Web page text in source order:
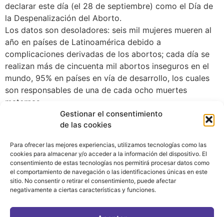
Gestionar el consentimiento
de las cookies
Para ofrecer las mejores experiencias, utilizamos tecnologías como las
cookies para almacenar y/o acceder a la información del dispositivo. El
consentimiento de estas tecnologías nos permitirá procesar datos como
el comportamiento de navegación o las identificaciones únicas en este
sitio. No consentir o retirar el consentimiento, puede afectar
negativamente a ciertas características y funciones.
declarar este día (el 28 de septiembre) como el Día de
la Despenalización del Aborto.
Los datos son desoladores: seis mil mujeres mueren al
año en países de Latinoamérica debido a
complicaciones derivadas de los abortos; cada día se
realizan más de cincuenta mil abortos inseguros en el
mundo, 95% en países en vía de desarrollo, los cuales
son responsables de una de cada ocho muertes
maternas.